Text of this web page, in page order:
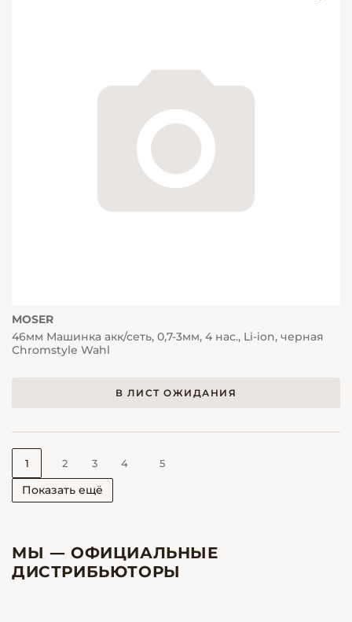
MOSER
46мм Машинка акк/сеть, 0,7-3мм, 4 нас., Li-ion, черная
Chromstyle Wahl
В ЛИСТ ОЖИДАНИЯ
Показать ещё
1 2 3 4 5
МЫ — ОФИЦИАЛЬНЫЕ
ДИСТРИБЬЮТОРЫ